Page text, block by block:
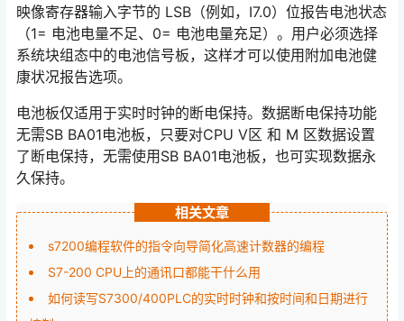
映像寄存器输入字节的 LSB（例如，I7.0）位报告电池状态
（1= 电池电量不足、0= 电池电量充足）。用户必须选择
系统块组态中的电池信号板，这样才可以使用附加电池健
康状况报告选项。
电池板仅适用于实时时钟的断电保持。数据断电保持功能
无需SB BA01电池板，只要对CPU V区 和 M 区数据设置
了断电保持，无需使用SB BA01电池板，也可实现数据永
久保持。
相关文章
s7200编程软件的指令向导简化高速计数器的编程
S7-200 CPU上的通讯口都能干什么用
如何读写S7300/400PLC的实时时钟和按时间和日期进行